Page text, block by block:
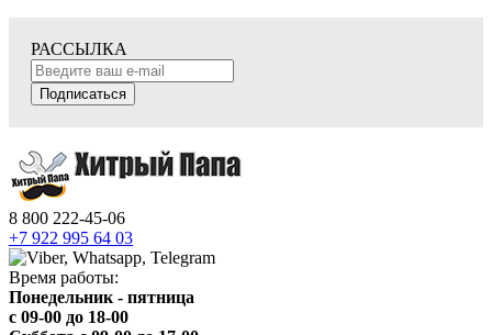
РАССЫЛКА
Подписаться
8 800 222-45-06
+7 922 995 64 03
Время работы:
Понедельник - пятница
c 09-00 до 18-00